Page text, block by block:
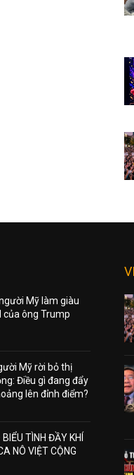
Mỹ làm giàu
của ông Trump
Mỹ rời bỏ thị
Điều gì đang đẩy
lên đỉnh điểm?
TÌNH ĐẦY KHÍ
NÔ VIỆT CỘNG